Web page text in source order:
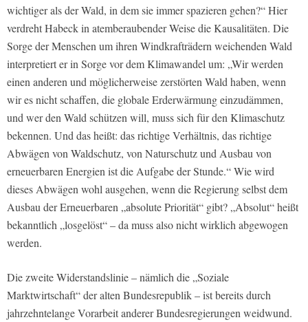
wichtiger als der Wald, in dem sie immer spazieren gehen?“ Hier
verdreht Habeck in atemberaubender Weise die Kausalitäten. Die
Sorge der Menschen um ihren Windkrafträdern weichenden Wald
interpretiert er in Sorge vor dem Klimawandel um: „Wir werden
einen anderen und möglicherweise zerstörten Wald haben, wenn
wir es nicht schaffen, die globale Erderwärmung einzudämmen,
und wer den Wald schützen will, muss sich für den Klimaschutz
bekennen. Und das heißt: das richtige Verhältnis, das richtige
Abwägen von Waldschutz, von Naturschutz und Ausbau von
erneuerbaren Energien ist die Aufgabe der Stunde.“ Wie wird
dieses Abwägen wohl ausgehen, wenn die Regierung selbst dem
Ausbau der Erneuerbaren „absolute Priorität“ gibt? „Absolut“ heißt
bekanntlich „losgelöst“ – da muss also nicht wirklich abgewogen
werden.
Die zweite Widerstandslinie – nämlich die „Soziale
Marktwirtschaft“ der alten Bundesrepublik – ist bereits durch
jahrzehntelange Vorarbeit anderer Bundesregierungen weidwund.